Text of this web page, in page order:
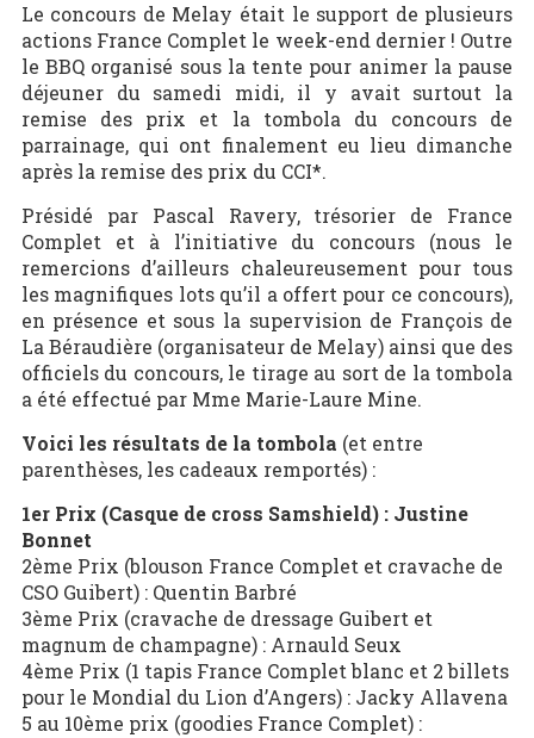
Le concours de Melay était le support de plusieurs
actions France Complet le week-end dernier ! Outre
le BBQ organisé sous la tente pour animer la pause
déjeuner du samedi midi, il y avait surtout la
remise des prix et la tombola du concours de
parrainage, qui ont finalement eu lieu dimanche
après la remise des prix du CCI*.
Présidé par Pascal Ravery, trésorier de France
Complet et à l’initiative du concours (nous le
remercions d’ailleurs chaleureusement pour tous
les magnifiques lots qu’il a offert pour ce concours),
en présence et sous la supervision de François de
La Béraudière (organisateur de Melay) ainsi que des
officiels du concours, le tirage au sort de la tombola
a été effectué par Mme Marie-Laure Mine.
Voici les résultats de la tombola (et entre
parenthèses, les cadeaux remportés) :
1er Prix (Casque de cross Samshield) : Justine
Bonnet
2ème Prix (blouson France Complet et cravache de
CSO Guibert) : Quentin Barbré
3ème Prix (cravache de dressage Guibert et
magnum de champagne) : Arnauld Seux
4ème Prix (1 tapis France Complet blanc et 2 billets
pour le Mondial du Lion d’Angers) : Jacky Allavena
5 au 10ème prix (goodies France Complet) :